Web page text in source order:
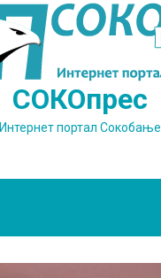
СОКОпрес
Интернет портал Сокобање